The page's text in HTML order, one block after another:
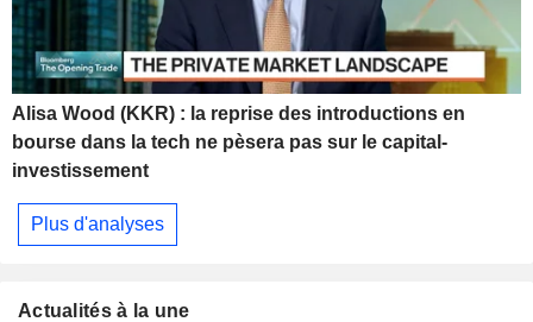
Alisa Wood (KKR) : la reprise des introductions en
bourse dans la tech ne pèsera pas sur le capital-
investissement
Plus d'analyses
Actualités à la une